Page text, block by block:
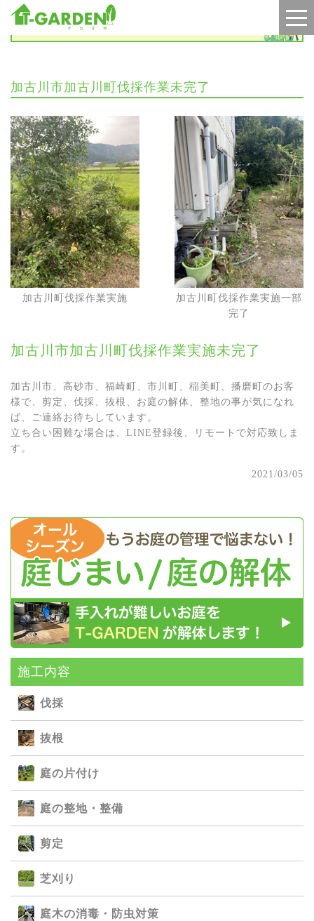
施工実績
施⼯内容
伐採
抜根
庭の⽚付け
庭の整地・整備
剪定
芝刈り
庭⽊の消毒・防⾍対策
加古川市加古川町伐採作業未完了
加古川町伐採作業実施
加古川町伐採作業実施一部
完了
加古川市加古川町伐採作業実施未完了
加古川市、高砂市、福崎町、市川町、稲美町、播磨町のお客
様で、剪定、伐採、抜根、お庭の解体、整地の事が気になれ
ば、ご連絡お待ちしています。
立ち合い困難な場合は、LINE登録後、リモートで対応致しま
す。
2021/03/05